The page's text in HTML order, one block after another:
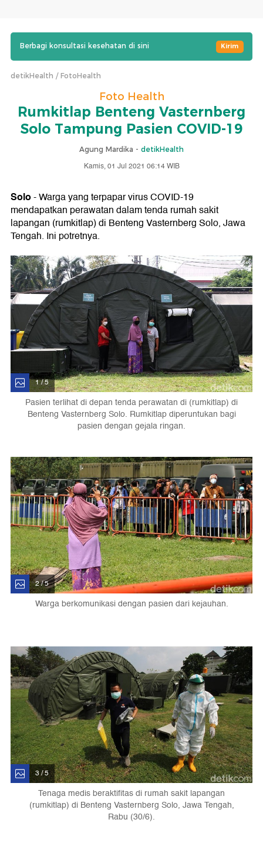
Berbagi konsultasi kesehatan di sini Kirim
detikHealth FotoHealth
Foto Health
Rumkitlap Benteng Vasternberg
Solo Tampung Pasien COVID-19
Agung Mardika - detikHealth
Kamis, 01 Jul 2021 06:14 WIB
Solo- Warga yang terpapar virus COVID-19
mendapatkan perawatan dalam tenda rumah sakit
lapangan (rumkitlap) di Benteng Vasternberg Solo, Jawa
Tengah. Ini potretnya.
1 / 5
Pasien terlihat di depan tenda perawatan di (rumkitlap) di
Benteng Vasternberg Solo. Rumkitlap diperuntukan bagi
pasien dengan gejala ringan.
2 / 5
Warga berkomunikasi dengan pasien dari kejauhan.
3 / 5
Tenaga medis beraktifitas di rumah sakit lapangan
(rumkitlap) di Benteng Vasternberg Solo, Jawa Tengah,
Rabu (30/6).